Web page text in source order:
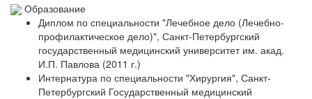
Образование
Диплом по специальности "Лечебное дело (Лечебно-
профилактическое дело)", Санкт-Петербургский
государственный медицинский университет им. акад.
И.П. Павлова (2011 г.)
Интернатура по специальности "Хирургия", Санкт-
Петербургский Государственный медицинский